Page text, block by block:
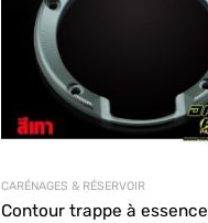
CARÉNAGES & RÉSERVOIR
Contour trappe à essence